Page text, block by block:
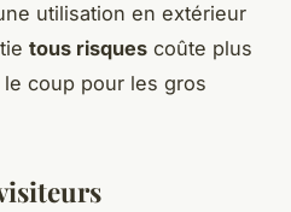
utilisation en extérieur
tous risques coûte plus
coup pour les gros